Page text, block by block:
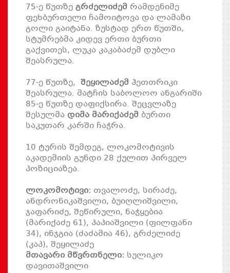
75-ე წუთზე გრძელიძემ რამდენიმე
ფეხბურთელი ჩამოიტოვა და ლამაზი
გოლი გაიტანა. ზუსტად ერთ წუთში,
სტუმრებმა კიდევ ერთი ბურთი
გაქვითეს, ლუკა კაკაბაძემ დუბლი
შეასრულა.
77-ე წუთზე, შეყილაძემ ჰეთთრიკი
შეასრულა. მატჩის საბოლოო ანგარიში
85-ე წუთზე დაფიქსირა. შეცვლაზე
შესულმა დიმა მარიქაძემ ბურთი
საკუთარ კარში ჩაჭრა.
10 ტურის შემდეგ, ლოკომოტივის
აკადემიის გუნდი 28 ქულით პირველ
პოზიციაზეა.
ლოკომოტივი: თვალოძე, სირაძე,
ანდრონიკაშვილი, ბუიღლიშვილი,
ჯაფარიძე, შეწირული, ნაჭყებია
(მარიქაძე 61), პაპიაშვილი (ფილფანი
34), ინჯგია (ძაძამია 46), გრძელიძე
(კაპ), შეყილაძე
მთავარი მწვრთნელი: სულიკო
დავითაშვილი